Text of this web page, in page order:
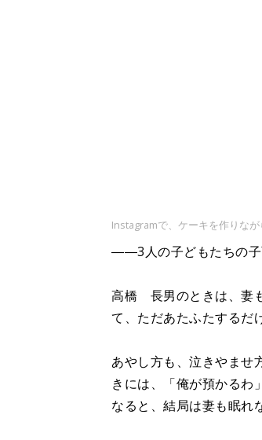
Instagramで、ケーキを作りなが
――3人の子どもたちの子
高橋 長男のときは、妻
て、ただあたふたするだ
あやし方も、泣きやませ
きには、「俺が預かるわ
なると、結局は妻も眠れ